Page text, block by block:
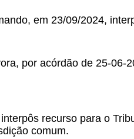
em 23/09/2024,
por acórdão de 25-06-
recurso para o
comum.